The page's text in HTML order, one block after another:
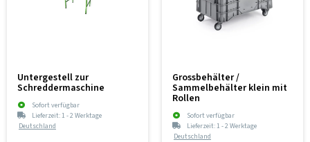
Untergestell zur
Schreddermaschine
Sofort verfügbar
Lieferzeit:1 - 2 Werktage
Deutschland
Grossbehälter /
Sammelbehälter klein mit
Rollen
Sofort verfügbar
Lieferzeit:1 - 2 Werktage
Deutschland